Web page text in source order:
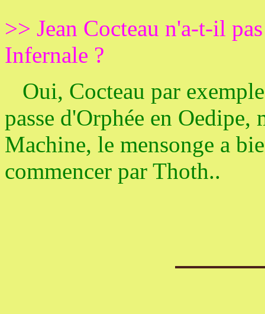
>> Jean Cocteau n'a-t-il
Infernale ?
Oui, Cocteau par
passe d'Orphée en
Machine, le mensonge a
commencer par Thoth..